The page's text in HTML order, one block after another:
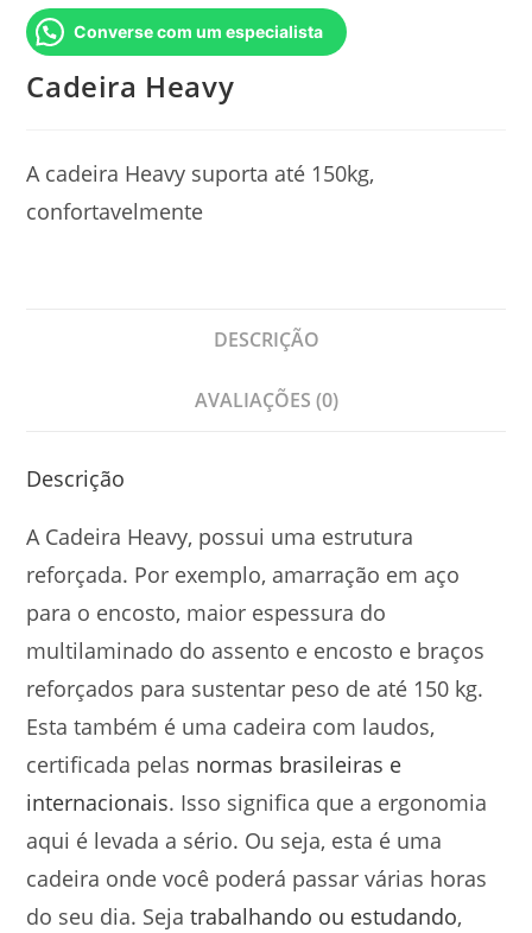
Converse com um especialista
Cadeira Heavy
A cadeira Heavy suporta até 150kg,
confortavelmente
DESCRIÇÃO
AVALIAÇÕES (0)
Descrição
A Cadeira Heavy, possui uma estrutura
reforçada. Por exemplo, amarração em aço
para o encosto, maior espessura do
multilaminado do assento e encosto e braços
reforçados para sustentar peso de até 150 kg.
Esta também é uma cadeira com laudos,
certificada pelas normas brasileiras e
internacionais. Isso significa que a ergonomia
aqui é levada a sério. Ou seja, esta é uma
cadeira onde você poderá passar várias horas
do seu dia. Sejatrabalhando ou estudando,